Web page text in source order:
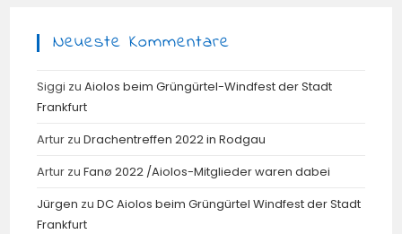
Neueste Kommentare
Siggi zuAiolos beim Grüngürtel-Windfest der Stadt
Frankfurt
Artur zuDrachentreffen 2022 in Rodgau
Artur zuFanø 2022 /Aiolos-Mitglieder waren dabei
Jürgen zuDC Aiolos beim Grüngürtel Windfest der Stadt
Frankfurt